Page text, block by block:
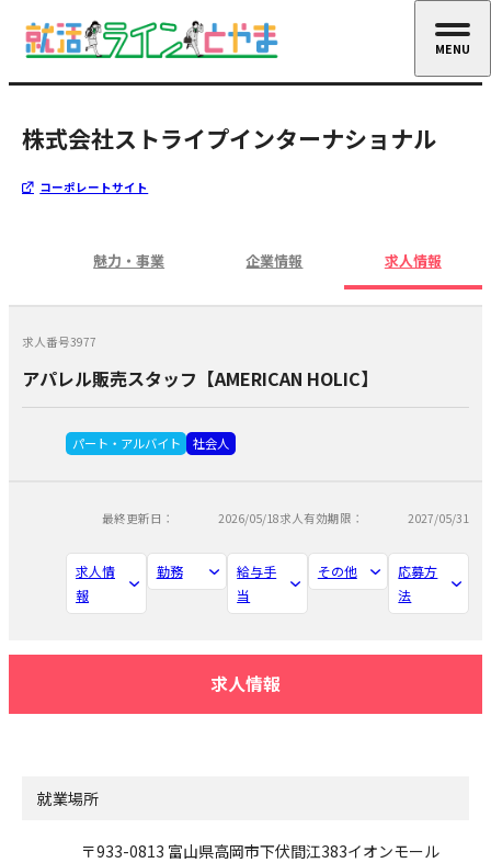
株式会社ストライプインターナショナル
コーポレートサイト
魅力・事業 企業情報 求人情報
求人番号3977
アパレル販売スタッフ【AMERICAN HOLIC】
パート・アルバイト 社会人
最終更新日： 2026/05/18求人有効期限： 2027/05/31
求人情
報
勤務
給与手
当
その他
応募方
法
求人情報
就業場所
〒933-0813 富山県高岡市下伏間江383イオンモール
MENU